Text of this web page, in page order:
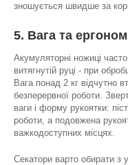
зношується швидше за
5. Вага та
Акумуляторні ножиці
витягнутій руці - при
Вага понад 2 кг відчутно
безперервної роботи.
ваги і форму рукоятки:
роботи, а подовжена
важкодоступних місцях.
Секатори варто обирати